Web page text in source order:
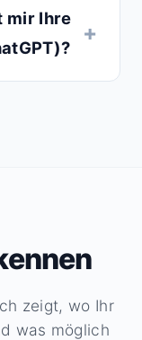
mir Ihre
zeigt, wo Ihr
was möglich